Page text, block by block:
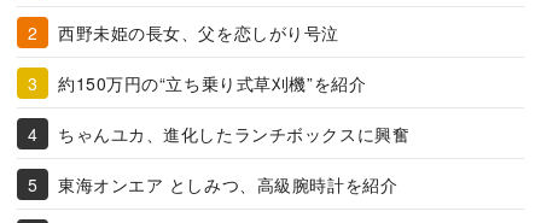
西野未姫の長女、父を恋しがり号泣
約150万円の“立ち乗り式草刈機”を紹介
ちゃんユカ、進化したランチボックスに興奮
東海オンエア としみつ、高級腕時計を紹介